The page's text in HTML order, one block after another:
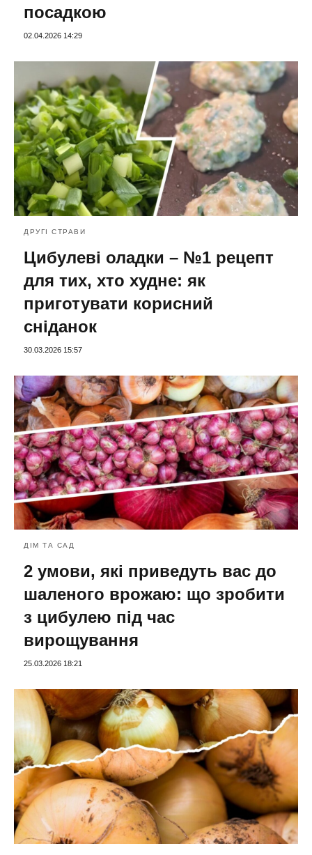
посадкою
02.04.2026 14:29
ДРУГІ СТРАВИ
Цибулеві оладки – №1 рецепт
для тих, хто худне: як
приготувати корисний
сніданок
30.03.2026 15:57
ДІМ ТА САД
2 умови, які приведуть вас до
шаленого врожаю: що зробити
з цибулею під час
вирощування
25.03.2026 18:21